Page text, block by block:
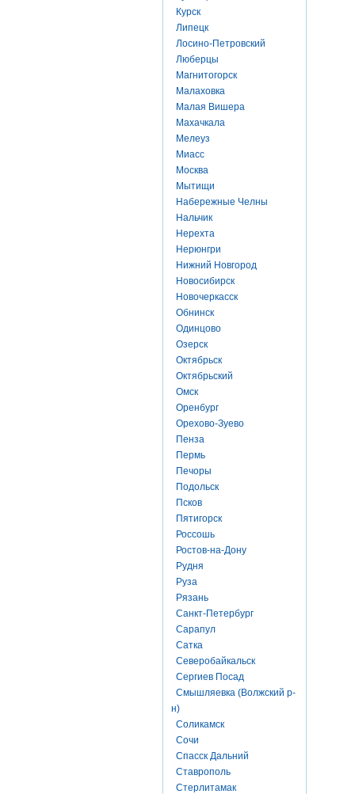
Курск
Липецк
Лосино-Петровский
Люберцы
Магнитогорск
Малаховка
Малая Вишера
Махачкала
Мелеуз
Миасс
Москва
Мытищи
Набережные Челны
Нальчик
Нерехта
Нерюнгри
Нижний Новгород
Новосибирск
Новочеркасск
Обнинск
Одинцово
Озерск
Октябрьск
Октябрьский
Омск
Оренбург
Орехово-Зуево
Пенза
Пермь
Печоры
Подольск
Псков
Пятигорск
Россошь
Ростов-на-Дону
Рудня
Руза
Рязань
Санкт-Петербург
Сарапул
Сатка
Северобайкальск
Сергиев Посад
Смышляевка (Волжский р-
н)
Соликамск
Сочи
Спасск Дальний
Ставрополь
Стерлитамак